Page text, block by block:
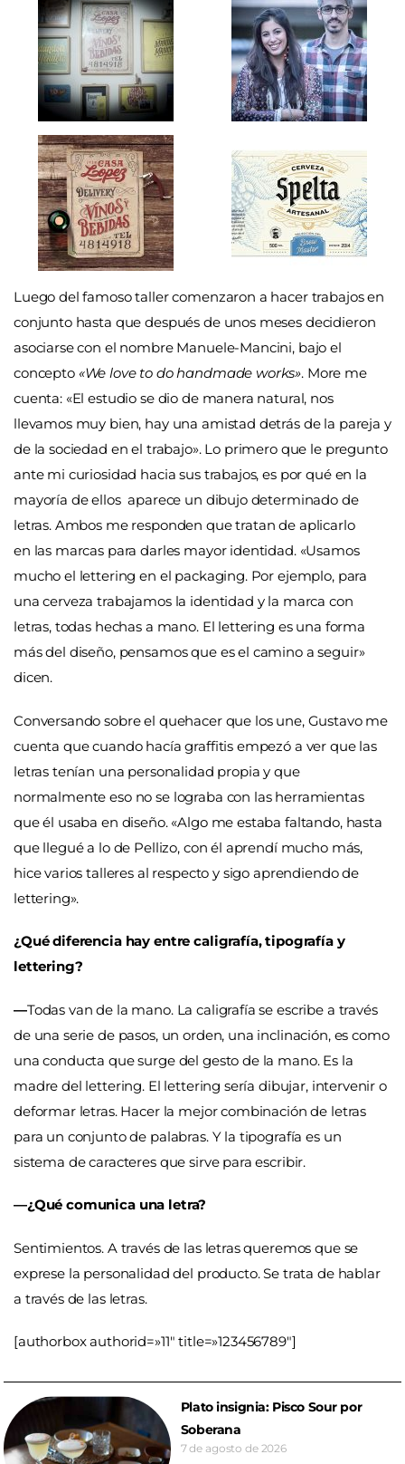
Luego del famoso taller comenzaron a hacer trabajos en
conjunto hasta que después de unos meses decidieron
asociarse con el nombre Manuele-Mancini, bajo el
concepto «We love to do handmade works». More me
cuenta: «El estudio se dio de manera natural, nos
llevamos muy bien, hay una amistad detrás de la pareja y
de la sociedad en el trabajo». Lo primero que le pregunto
ante mi curiosidad hacia sus trabajos, es por qué en la
mayoría de ellos aparece un dibujo determinado de
letras. Ambos me responden que tratan de aplicarlo
en las marcas para darles mayor identidad. «Usamos
mucho el lettering en el packaging. Por ejemplo, para
una cerveza trabajamos la identidad y la marca con
letras, todas hechas a mano. El lettering es una forma
más del diseño, pensamos que es el camino a seguir»
dicen.
Conversando sobre el quehacer que los une, Gustavo me
cuenta que cuando hacía graffitis empezó a ver que las
letras tenían una personalidad propia y que
normalmente eso no se lograba con las herramientas
que él usaba en diseño. «Algo me estaba faltando, hasta
que llegué a lo de Pellizo, con él aprendí mucho más,
hice varios talleres al respecto y sigo aprendiendo de
lettering».
¿Qué diferencia hay entre caligrafía, tipografía y
lettering?
—Todas van de la mano. La caligrafía se escribe a través
de una serie de pasos, un orden, una inclinación, es como
una conducta que surge del gesto de la mano. Es la
madre del lettering. El lettering sería dibujar, intervenir o
deformar letras. Hacer la mejor combinación de letras
para un conjunto de palabras. Y la tipografía es un
sistema de caracteres que sirve para escribir.
—¿Qué comunica una letra?
Sentimientos. A través de las letras queremos que se
exprese la personalidad del producto. Se trata de hablar
a través de las letras.
[authorbox authorid=»11″ title=»123456789″]
Plato insignia: Pisco Sour por
Soberana
7 de agosto de 2026